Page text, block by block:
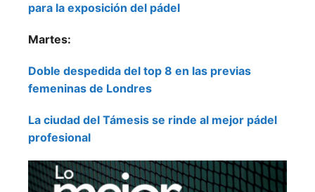
para la exposición del pádel
Martes:
Doble despedida del top 8 en las previas
femeninas de Londres
La ciudad del Támesis se rinde al mejor pádel
profesional